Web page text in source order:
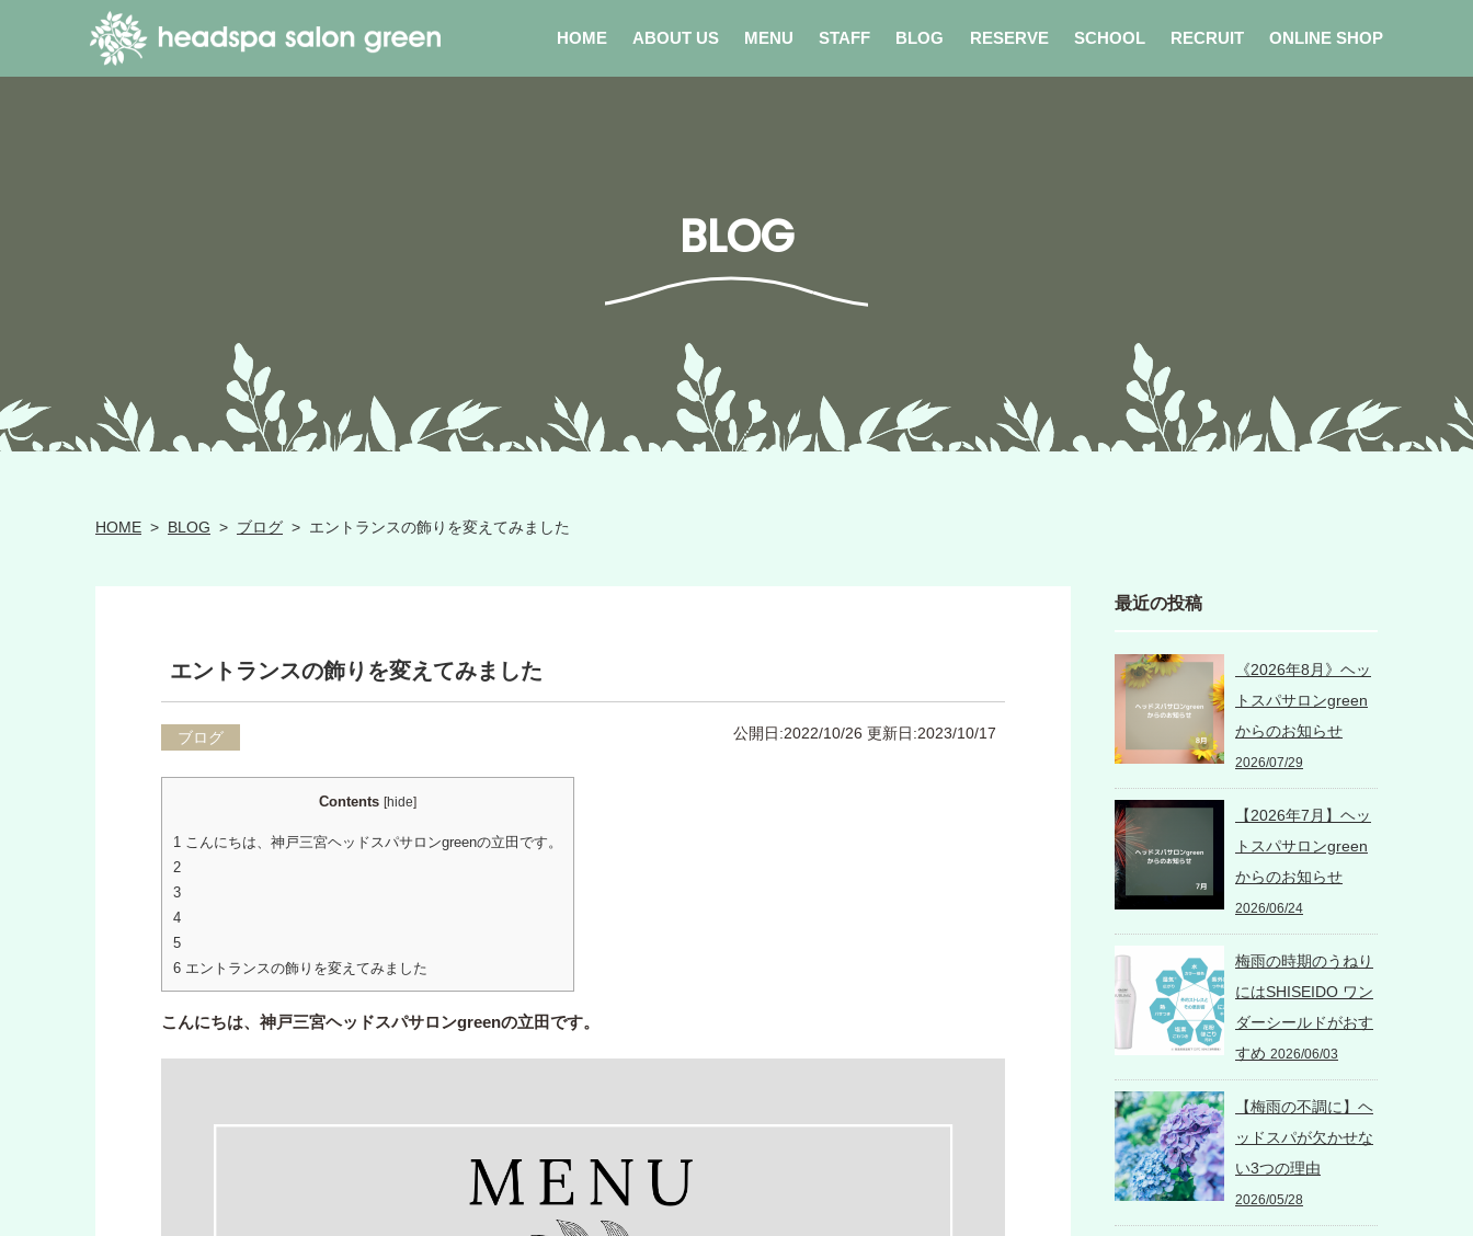
HOME ABOUT US MENU STAFF BLOG RESERVE SCHOOL RECRUIT ONLINE SHOP
BLOG
HOME > BLOG > ブログ > エントランスの飾りを変えてみました
エントランスの飾りを変えてみました
ブログ 公開日:2022/10/26 更新日:2023/10/17
Contents [hide]
1 こんにちは、神戸三宮ヘッドスパサロンgreenの立田です。
2
3
4
5
6 エントランスの飾りを変えてみました
こんにちは、神戸三宮ヘッドスパサロンgreenの立田です。
最近の投稿
《2026年8月》ヘッ
トスパサロンgreen
からのお知らせ
2026/07/29
【2026年7月】ヘッ
トスパサロンgreen
からのお知らせ
2026/06/24
梅雨の時期のうねり
にはSHISEIDO ワン
ダーシールドがおす
すめ 2026/06/03
【梅雨の不調に】ヘ
ッドスパが欠かせな
い3つの理由
2026/05/28